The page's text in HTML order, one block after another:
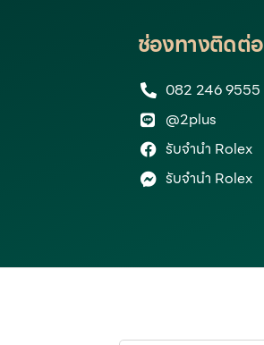
ช่องทางติดต่อ
082 246 9555
@2plus
รับจำนำ Rolex
รับจำนำ Rolex